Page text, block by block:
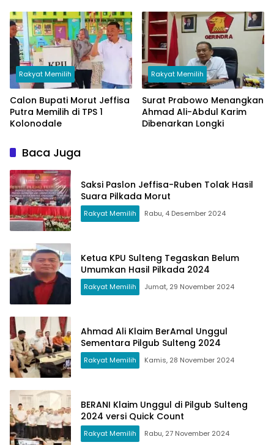
Rakyat Memilih
Calon Bupati Morut Jeffisa
Putra Memilih di TPS 1
Kolonodale
Rakyat Memilih
Surat Prabowo Menangkan
Ahmad Ali-Abdul Karim
Dibenarkan Longki
Baca Juga
Saksi Paslon Jeffisa-Ruben Tolak Hasil
Suara Pilkada Morut
Rakyat Memilih Rabu, 4 Desember 2024
Ketua KPU Sulteng Tegaskan Belum
Umumkan Hasil Pilkada 2024
Rakyat Memilih Jumat, 29 November 2024
Ahmad Ali Klaim BerAmal Unggul
Sementara Pilgub Sulteng 2024
Rakyat Memilih Kamis, 28 November 2024
BERANI Klaim Unggul di Pilgub Sulteng
2024 versi Quick Count
Rakyat Memilih Rabu, 27 November 2024